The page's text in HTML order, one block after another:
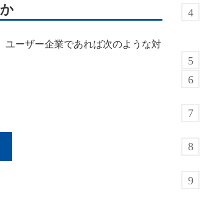
ーザー企業であれば次のような対